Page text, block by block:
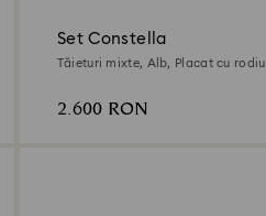
Set Constella
Tăieturi mixte, Alb, Placat cu rodiu
2.600 RON